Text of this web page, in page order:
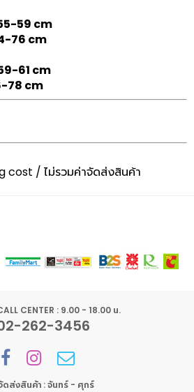
59 cm
76 cm
61 cm
78 cm
cost / ไม่รวมค่าจัดส่งสินค้า
CENTER : 9.00 - 18.00 น.
262-3456
จัดส่งสินค้า : จันทร์ - ศุกร์